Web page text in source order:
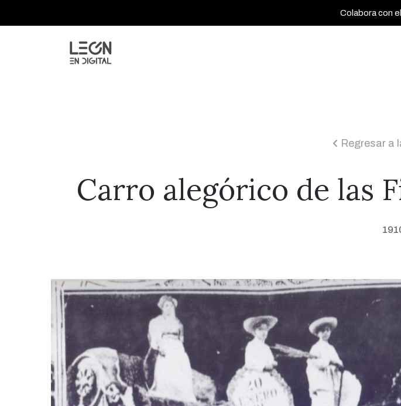
Colabora con
icon
Regresar a
Carro alegórico de las